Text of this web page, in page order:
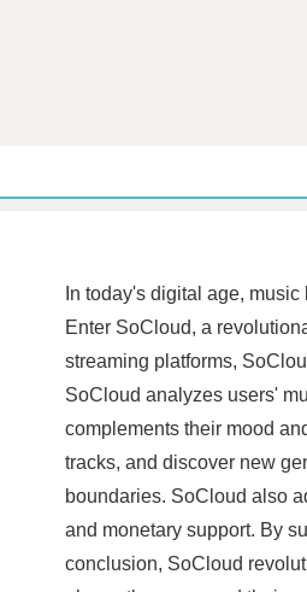
In today's digital age,
Enter SoCloud, a
streaming platforms,
SoCloud analyzes users'
complements their mood
tracks, and discover new
boundaries. SoCloud also
and monetary support. By
conclusion, SoCloud